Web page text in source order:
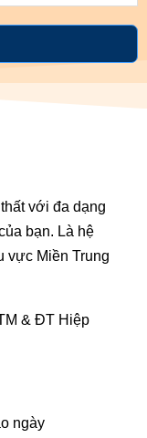
với đa dạng
bạn. Là hệ
vực Miền Trung
& ĐT Hiệp
ngày